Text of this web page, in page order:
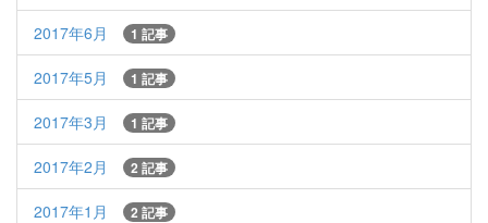
2017年6月 1 記事
2017年5月 1 記事
2017年3月 1 記事
2017年2月 2 記事
2017年1月 2 記事